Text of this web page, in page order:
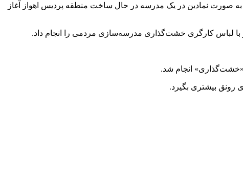
نمادین در یک مدرسه در حال ساخت منطقه پردیس اهواز آغاز
با لباس کارگری خشت‌گذاری مدرسه‌سازی مردمی را انجام داد.
انجام شد.
بیشتری بگیرد.